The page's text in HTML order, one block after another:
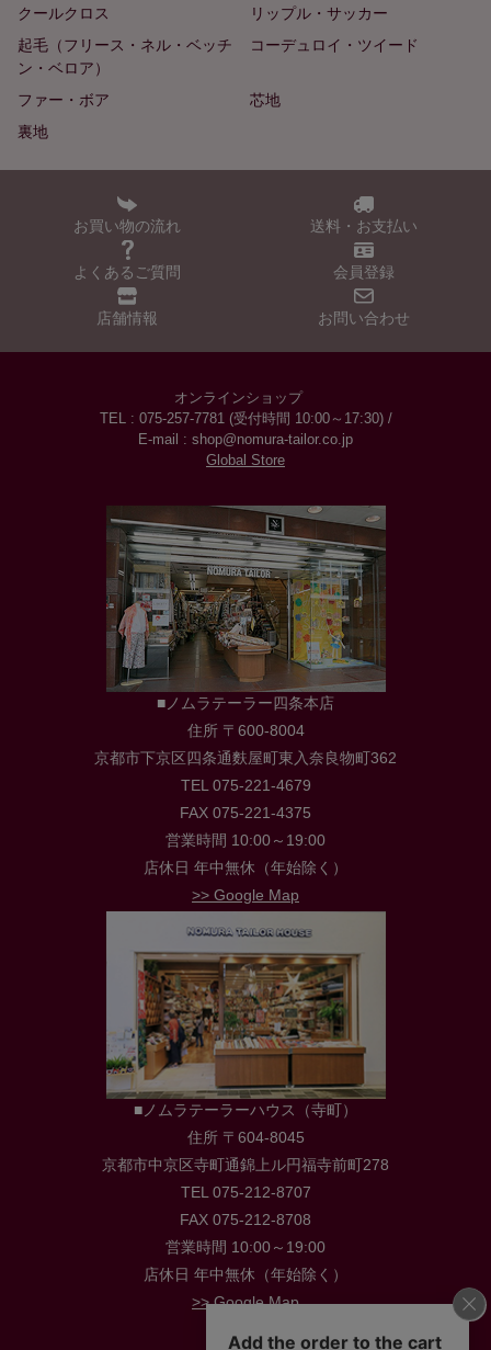
クールクロス
リップル・サッカー
起毛（フリース・ネル・ベッチ
ン・ベロア）
コーデュロイ・ツイード
ファー・ボア
芯地
裏地
お買い物の流れ 送料・お支払い
よくあるご質問 会員登録
店舗情報 お問い合わせ
オンラインショップ
TEL : 075-257-7781 (受付時間 10:00～17:30) /
E-mail : shop@nomura-tailor.co.jp
Global Store
■ノムラテーラー四条本店
住所 〒600-8004
京都市下京区四条通麩屋町東入奈良物町362
TEL 075-221-4679
FAX 075-221-4375
営業時間 10:00～19:00
店休日 年中無休（年始除く）
>> Google Map
■ノムラテーラーハウス（寺町）
住所 〒604-8045
京都市中京区寺町通錦上ル円福寺前町278
TEL 075-212-8707
FAX 075-212-8708
営業時間 10:00～19:00
店休日 年中無休（年始除く）
>> Google Map